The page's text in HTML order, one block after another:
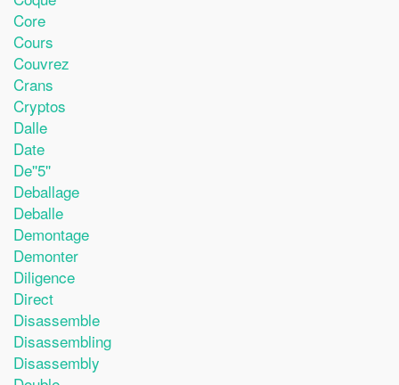
Core
Cours
Couvrez
Crans
Cryptos
Dalle
Date
De''5''
Deballage
Deballe
Demontage
Demonter
Diligence
Direct
Disassemble
Disassembling
Disassembly